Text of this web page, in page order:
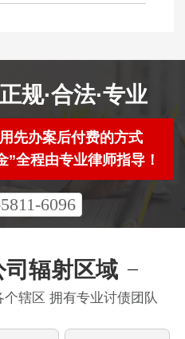
规·合法·专业
先办案后付费的方式
”全程由专业律师指导！
6096
辐射区域
辖区 拥有专业讨债团队